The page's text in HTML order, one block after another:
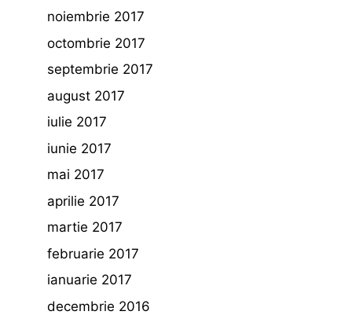
noiembrie 2017
octombrie 2017
septembrie 2017
august 2017
iulie 2017
iunie 2017
mai 2017
aprilie 2017
martie 2017
februarie 2017
ianuarie 2017
decembrie 2016